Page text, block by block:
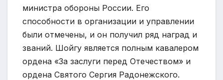
министра обороны России. Его
способности в организации и управлении
были отмечены, и он получил ряд наград и
званий. Шойгу является полным кавалером
ордена «За заслуги перед Отечеством» и
ордена Святого Сергия Радонежского.